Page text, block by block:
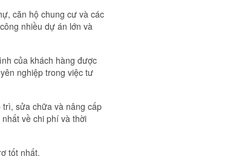
căn hộ chung cư và các
nhiều dự án lớn và
của khách hàng được
nghiệp trong việc tư
trì, sửa chữa và nâng cấp
về chi phí và thời
tốt nhất.